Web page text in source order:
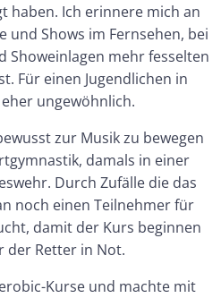
haben. Ich erinnere mich an
und Shows im Fernsehen, bei
Showeinlagen mehr fesselten
Für einen Jugendlichen in
ungewöhnlich.
zur Musik zu bewegen
damals in einer
Durch Zufälle die das
noch einen Teilnehmer für
damit der Kurs beginnen
der Retter in Not.
Kurse und machte mit